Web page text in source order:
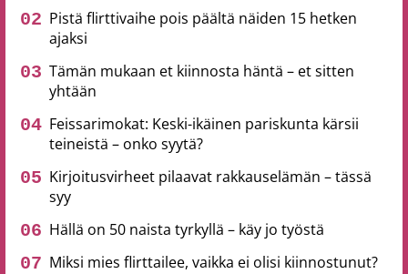
Pistä flirttivaihe pois päältä näiden 15 hetken
ajaksi
Tämän mukaan et kiinnosta häntä – et sitten
yhtään
Feissarimokat: Keski-ikäinen pariskunta kärsii
teineistä – onko syytä?
Kirjoitusvirheet pilaavat rakkauselämän – tässä
syy
Hällä on 50 naista tyrkyllä – käy jo työstä
Miksi mies flirttailee, vaikka ei olisi kiinnostunut?